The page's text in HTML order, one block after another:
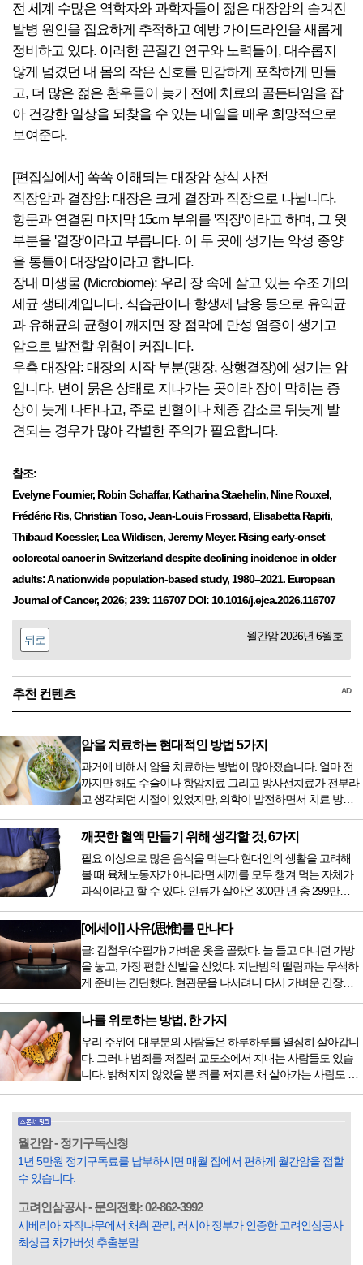
전 세계 수많은 역학자와 과학자들이 젊은 대장암의 숨겨진
발병 원인을 집요하게 추적하고 예방 가이드라인을 새롭게
정비하고 있다. 이러한 끈질긴 연구와 노력들이, 대수롭지
않게 넘겼던 내 몸의 작은 신호를 민감하게 포착하게 만들
고, 더 많은 젊은 환우들이 늦기 전에 치료의 골든타임을 잡
아 건강한 일상을 되찾을 수 있는 내일을 매우 희망적으로
보여준다.
[편집실에서] 쏙쏙 이해되는 대장암 상식 사전
직장암과 결장암: 대장은 크게 결장과 직장으로 나뉩니다.
항문과 연결된 마지막 15cm 부위를 '직장'이라고 하며, 그 윗
부분을 '결장'이라고 부릅니다. 이 두 곳에 생기는 악성 종양
을 통틀어 대장암이라고 합니다.
장내 미생물 (Microbiome): 우리 장 속에 살고 있는 수조 개의
세균 생태계입니다. 식습관이나 항생제 남용 등으로 유익균
과 유해균의 균형이 깨지면 장 점막에 만성 염증이 생기고
암으로 발전할 위험이 커집니다.
우측 대장암: 대장의 시작 부분(맹장, 상행결장)에 생기는 암
입니다. 변이 묽은 상태로 지나가는 곳이라 장이 막히는 증
상이 늦게 나타나고, 주로 빈혈이나 체중 감소로 뒤늦게 발
견되는 경우가 많아 각별한 주의가 필요합니다.
참조:
Evelyne Fournier, Robin Schaffar, Katharina Staehelin, Nine Rouxel,
Frédéric Ris, Christian Toso, Jean-Louis Frossard, Elisabetta Rapiti,
Thibaud Koessler, Lea Wildisen, Jeremy Meyer. Rising early-onset
colorectal cancer in Switzerland despite declining incidence in older
adults: A nationwide population-based study, 1980–2021. European
Journal of Cancer, 2026; 239: 116707 DOI: 10.1016/j.ejca.2026.116707
뒤로 월간암 2026년 6월호
추천 컨텐츠 AD
암을 치료하는 현대적인 방법 5가지
과거에 비해서 암을 치료하는 방법이 많아졌습니다. 얼마 전
까지만 해도 수술이나 항암치료 그리고 방사선치료가 전부라
고 생각되던 시절이 있었지만, 의학이 발전하면서 치료 방법
오면서 암을 치료하는 방법이 하나 더 추가되었습니다. 중입
자 치료를 받기 위해서는 일본이나 독일 등 중입자 치료기가
있는 나라에 가서 힘들게 치료받았지만 얼마 전 국내 도입 후
전립선암 환자를 시작으로 중입자 치료기가 가동되었습니다.
치료 범위가 한정되어 모든 암 환자가 중입자 치료를 받을 수
는 없지만 치료...
깨끗한 혈액 만들기 위해 생각할 것, 6가지
필요 이상으로 많은 음식을 먹는다 현대인의 생활을 고려해
볼 때 육체노동자가 아니라면 세끼를 모두 챙겨 먹는 자체가
과식이라고 할 수 있다. 인류가 살아온 300만 년 중 299만
저녁을 습관적으로 음식을 섭취한다. 게다가 밤늦은 시간까지
음식을 먹거나, 아침에 식욕이 없는데도 ‘아침을 먹어야 하루
가 활기차다’라는 이야기에 사로잡혀 억지로 먹는 경우가 많
다. 식욕이 없다는 느낌은 본능이 보내는 신호다. 즉 먹어도 소
화할 힘이 없다거나 더 이상 먹으면 혈액 안에 잉여물...
[에세이] 사유(思惟)를 만나다
글: 김철우(수필가) 가벼운 옷을 골랐다. 늘 들고 다니던 가방
을 놓고, 가장 편한 신발을 신었다. 지난밤의 떨림과는 무색하
게 준비는 간단했다. 현관문을 나서려니 다시 가벼운 긴장감
막이 열리기 전. 그 특유의 무대 냄새를 맡았을 때의 긴장감 같
은 것이었다. 두 금동 미륵 반가사유상을 만나러 가는 길은 그
렇게 시작됐다. 두 반가사유상을 알게 된 것은 몇 해 전이었다.
잡지의 발행인으로 독자에게 선보일 좋은 콘텐츠를 고민하던
중 우리 문화재를 하나씩 소개하고자...
나를 위로하는 방법, 한 가지
우리 주위에 대부분의 사람들은 하루하루를 열심히 살아갑니
다. 그러나 범죄를 저질러 교도소에서 지내는 사람들도 있습
니다. 밝혀지지 않았을 뿐 죄를 저지른 채 살아가는 사람도 있
입힌다는 것입니다. 미꾸라지 한 마리가 시냇물을 흐린다는
옛말이 그저 허투루 생기지는 않은 듯합니다. 대부분의 사람
들은 열심히 살아갑니다. 그렇다고 97%의 사람들이 모두 착
월간암 - 정기구독신청
1년 5만원 정기구독료를 납부하시면 매월 집에서 편하게 월간암을 접할
수 있습니다.
고려인삼공사 - 문의전화: 02-862-3992
시베리아 자작나무에서 채취 관리, 러시아 정부가 인증한 고려인삼공사
최상급 차가버섯 추출분말